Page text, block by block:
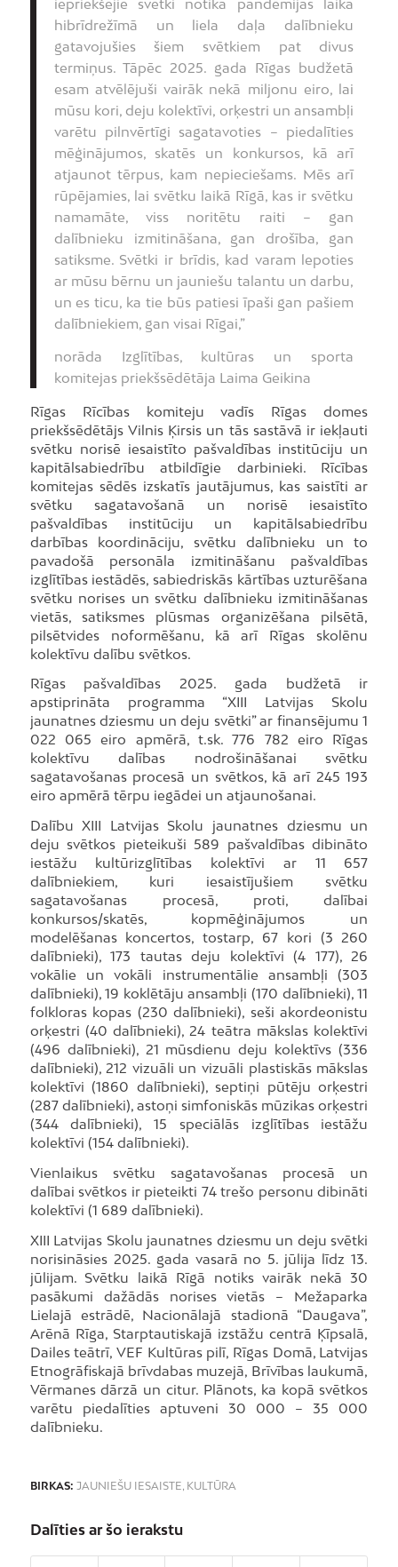
iepriekšējie svētki notika pandēmijas laika
hibrīdrežīmā un liela daļa dalībnieku
gatavojušies šiem svētkiem pat divus
termiņus. Tāpēc 2025. gada Rīgas budžetā
esam atvēlējuši vairāk nekā miljonu eiro, lai
mūsu kori, deju kolektīvi, orķestri un ansambļi
varētu pilnvērtīgi sagatavoties – piedalīties
mēģinājumos, skatēs un konkursos, kā arī
atjaunot tērpus, kam nepieciešams. Mēs arī
rūpējamies, lai svētku laikā Rīgā, kas ir svētku
namamāte, viss noritētu raiti – gan
dalībnieku izmitināšana, gan drošība, gan
satiksme. Svētki ir brīdis, kad varam lepoties
ar mūsu bērnu un jauniešu talantu un darbu,
un es ticu, ka tie būs patiesi īpaši gan pašiem
dalībniekiem, gan visai Rīgai,”
norāda Izglītības, kultūras un sporta
komitejas priekšsēdētāja Laima Geikina
Rīgas Rīcības komiteju vadīs Rīgas domes
priekšsēdētājs Vilnis Ķirsis un tās sastāvā ir iekļauti
svētku norisē iesaistīto pašvaldības institūciju un
kapitālsabiedrību atbildīgie darbinieki. Rīcības
komitejas sēdēs izskatīs jautājumus, kas saistīti ar
svētku sagatavošanā un norisē iesaistīto
pašvaldības institūciju un kapitālsabiedrību
darbības koordināciju, svētku dalībnieku un to
pavadošā personāla izmitināšanu pašvaldības
izglītības iestādēs, sabiedriskās kārtības uzturēšana
svētku norises un svētku dalībnieku izmitināšanas
vietās, satiksmes plūsmas organizēšana pilsētā,
pilsētvides noformēšanu, kā arī Rīgas skolēnu
kolektīvu dalību svētkos.
Rīgas pašvaldības 2025. gada budžetā ir
apstiprināta programma “XIII Latvijas Skolu
jaunatnes dziesmu un deju svētki” ar finansējumu 1
022 065 eiro apmērā, t.sk. 776 782 eiro Rīgas
kolektīvu dalības nodrošināšanai svētku
sagatavošanas procesā un svētkos, kā arī 245 193
eiro apmērā tērpu iegādei un atjaunošanai.
Dalību XIII Latvijas Skolu jaunatnes dziesmu un
deju svētkos pieteikuši 589 pašvaldības dibināto
iestāžu kultūrizglītības kolektīvi ar 11 657
dalībniekiem, kuri iesaistījušiem svētku
sagatavošanas procesā, proti, dalībai
konkursos/skatēs, kopmēģinājumos un
modelēšanas koncertos, tostarp, 67 kori (3 260
dalībnieki), 173 tautas deju kolektīvi (4 177), 26
vokālie un vokāli instrumentālie ansambļi (303
dalībnieki), 19 koklētāju ansambļi (170 dalībnieki), 11
folkloras kopas (230 dalībnieki), seši akordeonistu
orķestri (40 dalībnieki), 24 teātra mākslas kolektīvi
(496 dalībnieki), 21 mūsdienu deju kolektīvs (336
dalībnieki), 212 vizuāli un vizuāli plastiskās mākslas
kolektīvi (1860 dalībnieki), septiņi pūtēju orķestri
(287 dalībnieki), astoņi simfoniskās mūzikas orķestri
(344 dalībnieki), 15 speciālās izglītības iestāžu
kolektīvi (154 dalībnieki).
Vienlaikus svētku sagatavošanas procesā un
dalībai svētkos ir pieteikti 74 trešo personu dibināti
kolektīvi (1 689 dalībnieki).
XIII Latvijas Skolu jaunatnes dziesmu un deju svētki
norisināsies 2025. gada vasarā no 5. jūlija līdz 13.
jūlijam. Svētku laikā Rīgā notiks vairāk nekā 30
pasākumi dažādās norises vietās – Mežaparka
Lielajā estrādē, Nacionālajā stadionā “Daugava”,
Arēnā Rīga, Starptautiskajā izstāžu centrā Ķīpsalā,
Dailes teātrī, VEF Kultūras pilī, Rīgas Domā, Latvijas
Etnogrāfiskajā brīvdabas muzejā, Brīvības laukumā,
Vērmanes dārzā un citur. Plānots, ka kopā svētkos
varētu piedalīties aptuveni 30 000 – 35 000
dalībnieku.
BIRKAS: JAUNIEŠU IESAISTE, KULTŪRA
Dalīties ar šo ierakstu